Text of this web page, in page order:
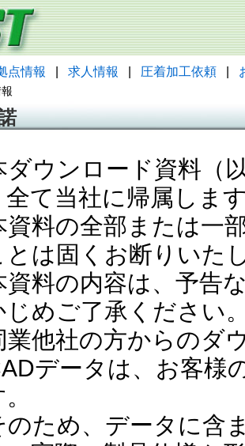
点情報 求人情報 圧着加工依頼
ダウンロード資料（
全て当社に帰属しま
資料の全部または一
とは固くお断りいた
資料の内容は、予告
じめご了承ください
業他社の方からのダ
データは、お客様
ため、データに含